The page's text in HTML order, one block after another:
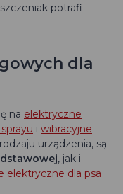
potrafi
dla
na elektryczne
i wibracyjne
urządzenia, są
, jak i
elektryczne dla psa